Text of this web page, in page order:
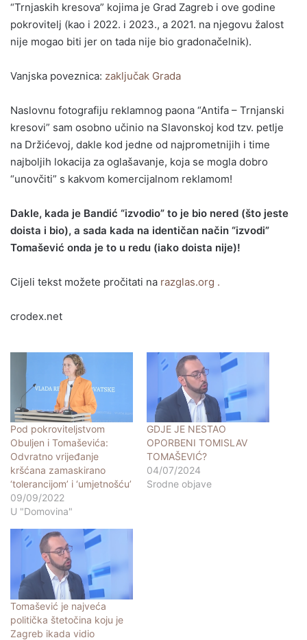
“Trnjaskih kresova” kojima je Grad Zagreb i ove godine
pokrovitelj (kao i 2022. i 2023., a 2021. na njegovu žalost
nije mogao biti jer on tada nije bio gradonačelnik).
Vanjska poveznica: zaključak Grada
Naslovnu fotografiju reklamnog paona “Antifa – Trnjanski
kresovi” sam osobno učinio na Slavonskoj kod tzv. petlje
na Držićevoj, dakle kod jedne od najprometnijih i time
najboljih lokacija za oglašavanje, koja se mogla dobro
“unovčiti” s kakvom komercijalnom reklamom!
Dakle, kada je Bandić “izvodio” to je bio nered (što jeste
doista i bio), a sada kada na identičan način “izvodi”
Tomašević onda je to u redu (iako doista nije)!
Cijeli tekst možete pročitati na razglas.org .
crodex.net
Pod pokroviteljstvom
Obuljen i Tomaševića:
Odvratno vrijeđanje
kršćana zamaskirano
‘tolerancijom’ i ‘umjetnošću’
09/09/2022
U "Domovina"
GDJE JE NESTAO
OPORBENI TOMISLAV
TOMAŠEVIĆ?
04/07/2024
Srodne objave
Tomašević je najveća
politička štetočina koju je
Zagreb ikada vidio